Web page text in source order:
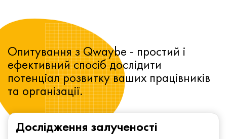
Дослідження залученості
Опитування з Qwaybe - простий і
ефективний спосіб дослідити
потенціал розвитку ваших працівників
та організації.